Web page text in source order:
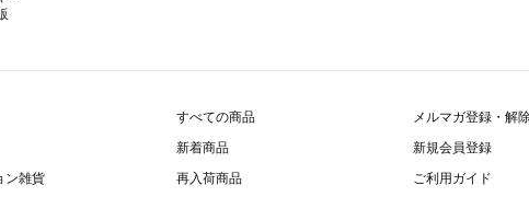
ン雑貨
すべての商品
新着商品
再入荷商品
メルマガ登録・解
新規会員登録
ご利用ガイド